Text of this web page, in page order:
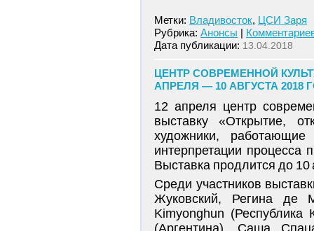
Метки: Владивосток, ЦСИ Заря
Рубрика: Анонсы |
Дата публикации: 13.04.2018
ЦЕНТР СОВРЕМЕННОЙ
АПРЕЛЯ — 10 АВГУСТА 2018
12 апреля центр
выставку «Открытие,
художники,
интерпретации
Выставка продлится до 10
Среди участников
Жуковский, Регина де
Kimyonghun
(Аргентина), Саша